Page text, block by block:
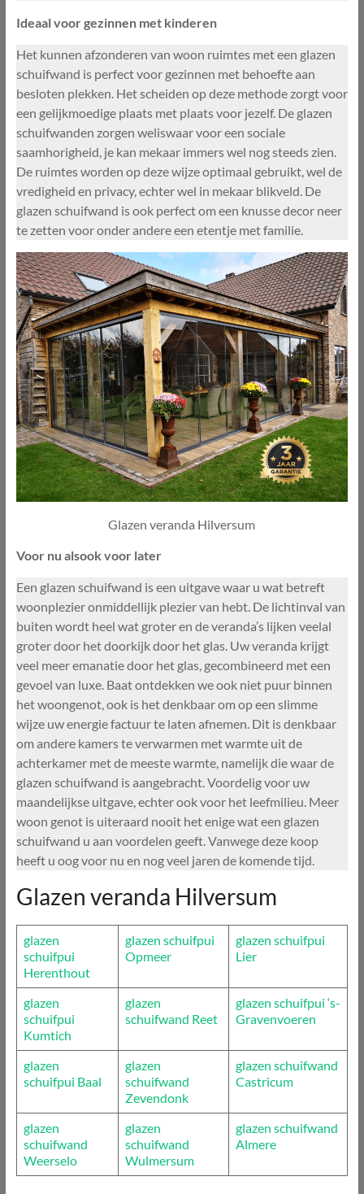
Ideaal voor gezinnen met kinderen
Het kunnen afzonderen van woon ruimtes met een glazen
schuifwand is perfect voor gezinnen met behoefte aan
besloten plekken. Het scheiden op deze methode zorgt voor
een gelijkmoedige plaats met plaats voor jezelf. De glazen
schuifwanden zorgen weliswaar voor een sociale
saamhorigheid, je kan mekaar immers wel nog steeds zien.
De ruimtes worden op deze wijze optimaal gebruikt, wel de
vredigheid en privacy, echter wel in mekaar blikveld. De
glazen schuifwand is ook perfect om een knusse decor neer
te zetten voor onder andere een etentje met familie.
Glazen veranda Hilversum
Voor nu alsook voor later
Een glazen schuifwand is een uitgave waar u wat betreft
woonplezier onmiddellijk plezier van hebt. De lichtinval van
buiten wordt heel wat groter en de veranda’s lijken veelal
groter door het doorkijk door het glas. Uw veranda krijgt
veel meer emanatie door het glas, gecombineerd met een
gevoel van luxe. Baat ontdekken we ook niet puur binnen
het woongenot, ook is het denkbaar om op een slimme
wijze uw energie factuur te laten afnemen. Dit is denkbaar
om andere kamers te verwarmen met warmte uit de
achterkamer met de meeste warmte, namelijk die waar de
glazen schuifwand is aangebracht. Voordelig voor uw
maandelijkse uitgave, echter ook voor het leefmilieu. Meer
woon genot is uiteraard nooit het enige wat een glazen
schuifwand u aan voordelen geeft. Vanwege deze koop
heeft u oog voor nu en nog veel jaren de komende tijd.
Glazen veranda Hilversum
glazen
schuifpui
Herenthout
glazen schuifpui
Opmeer
glazen schuifpui
Lier
glazen
schuifpui
Kumtich
glazen
schuifwand Reet
glazen schuifpui ‘s-
Gravenvoeren
glazen
schuifpui Baal
glazen
schuifwand
Zevendonk
glazen schuifwand
Castricum
glazen
schuifwand
Weerselo
glazen
schuifwand
Wulmersum
glazen schuifwand
Almere